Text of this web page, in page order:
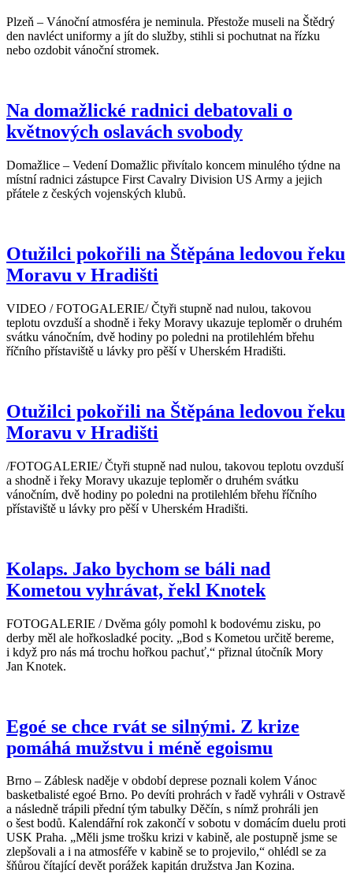
Plzeň – Vánoční atmosféra je neminula. Přestože museli na Štědrý
den navléct uniformy a jít do služby, stihli si pochutnat na řízku
nebo ozdobit vánoční stromek.
Na domažlické radnici debatovali o
květnových oslavách svobody
Domažlice – Vedení Domažlic přivítalo koncem minulého týdne na
místní radnici zástupce First Cavalry Division US Army a jejich
přátele z českých vojenských klubů.
Otužilci pokořili na Štěpána ledovou řeku
Moravu v Hradišti
VIDEO / FOTOGALERIE/ Čtyři stupně nad nulou, takovou
teplotu ovzduší a shodně i řeky Moravy ukazuje teploměr o druhém
svátku vánočním, dvě hodiny po poledni na protilehlém břehu
říčního přístaviště u lávky pro pěší v Uherském Hradišti.
Otužilci pokořili na Štěpána ledovou řeku
Moravu v Hradišti
/FOTOGALERIE/ Čtyři stupně nad nulou, takovou teplotu ovzduší
a shodně i řeky Moravy ukazuje teploměr o druhém svátku
vánočním, dvě hodiny po poledni na protilehlém břehu říčního
přístaviště u lávky pro pěší v Uherském Hradišti.
Kolaps. Jako bychom se báli nad
Kometou vyhrávat, řekl Knotek
FOTOGALERIE / Dvěma góly pomohl k bodovému zisku, po
derby měl ale hořkosladké pocity. „Bod s Kometou určitě bereme,
i když pro nás má trochu hořkou pachuť,“ přiznal útočník Mory
Jan Knotek.
Egoé se chce rvát se silnými. Z krize
pomáhá mužstvu i méně egoismu
Brno – Záblesk naděje v období deprese poznali kolem Vánoc
basketbalisté egoé Brno. Po devíti prohrách v řadě vyhráli v Ostravě
a následně trápili přední tým tabulky Děčín, s nímž prohráli jen
o šest bodů. Kalendářní rok zakončí v sobotu v domácím duelu proti
USK Praha. „Měli jsme trošku krizi v kabině, ale postupně jsme se
zlepšovali a i na atmosféře v kabině se to projevilo,“ ohlédl se za
šňůrou čítající devět porážek kapitán družstva Jan Kozina.